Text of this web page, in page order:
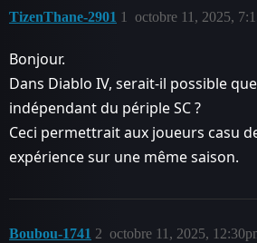
TizenThane-2901 octobre 11, 2025,
1
Bonjour.
Dans Diablo IV, serait-il possible
indépendant du périple SC ?
Ceci permettrait aux joueurs casu
expérience sur une même saison.
Boubou-1741 octobre 11, 2025,
2